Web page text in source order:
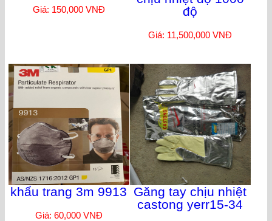
Giá: 150,000 VNĐ
độ
Giá: 11,500,000 VNĐ
khẩu trang 3m 9913
Giá: 60,000 VNĐ
Găng tay chịu nhiệt
castong yerr15-34